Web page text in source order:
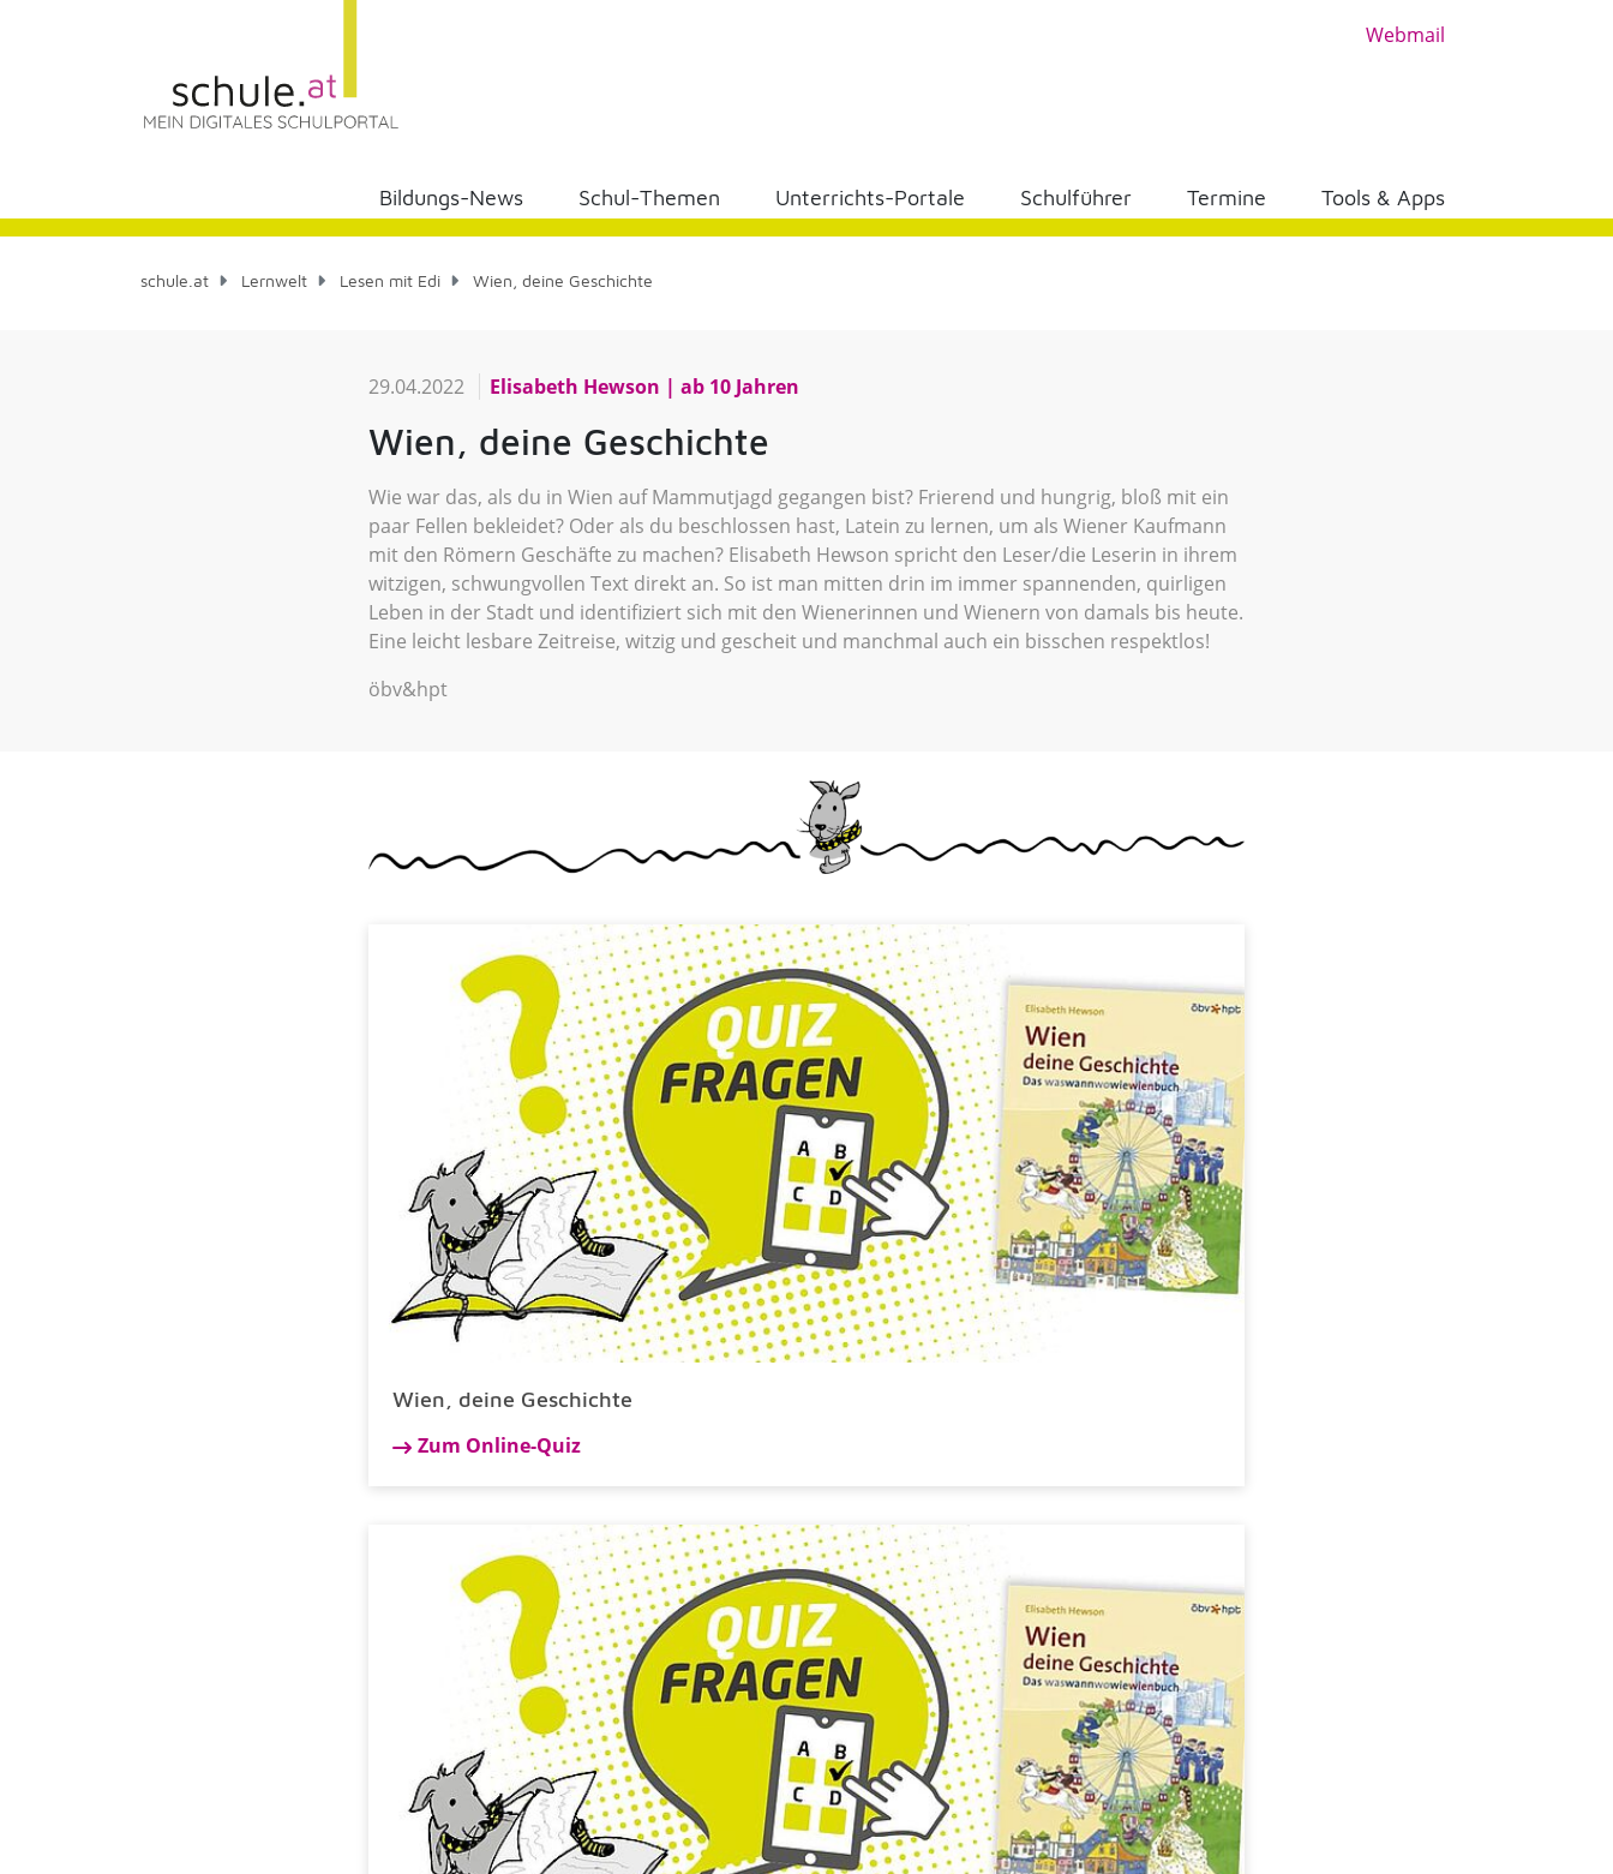
Webmail
Bildungs-News Schul-Themen Unterrichts-Portale Schulführer Termine Tools & Apps
schule.at Lernwelt Lesen mit Edi Wien, deine Geschichte
29.04.2022 Elisabeth Hewson ab 10 Jahren
Wien, deine Geschichte
Wie war das, als du in Wien auf Mammutjagd gegangen bist? Frierend und hungrig, bloß mit ein
paar Fellen bekleidet? Oder als du beschlossen hast, Latein zu lernen, um als Wiener Kaufmann
mit den Römern Geschäfte zu machen? Elisabeth Hewson spricht den Leser/die Leserin in ihrem
witzigen, schwungvollen Text direkt an. So ist man mitten drin im immer spannenden, quirligen
Leben in der Stadt und identifiziert sich mit den Wienerinnen und Wienern von damals bis heute.
Eine leicht lesbare Zeitreise, witzig und gescheit und manchmal auch ein bisschen respektlos!
öbv&hpt
Wien, deine Geschichte
Zum Online-Quiz